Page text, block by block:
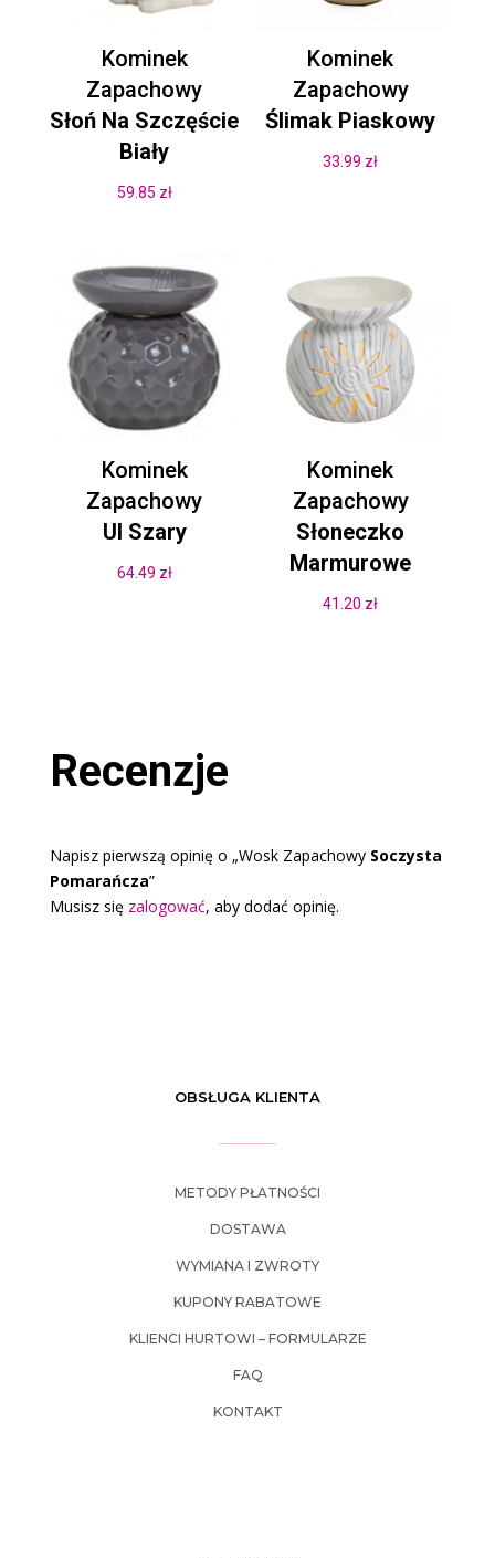
Kominek
Zapachowy
Słoń Na Szczęście
Biały
59.85 zł
Kominek
Zapachowy
Ślimak Piaskowy
33.99 zł
Kominek
Zapachowy
Ul Szary
64.49 zł
Kominek
Zapachowy
Słoneczko
Marmurowe
41.20 zł
Recenzje
Napisz pierwszą opinię o „Wosk Zapachowy Soczysta
Pomarańcza”
Musisz się zalogować, aby dodać opinię.
OBSŁUGA KLIENTA
METODY PŁATNOŚCI
DOSTAWA
WYMIANA I ZWROTY
KUPONY RABATOWE
KLIENCI HURTOWI – FORMULARZE
FAQ
KONTAKT